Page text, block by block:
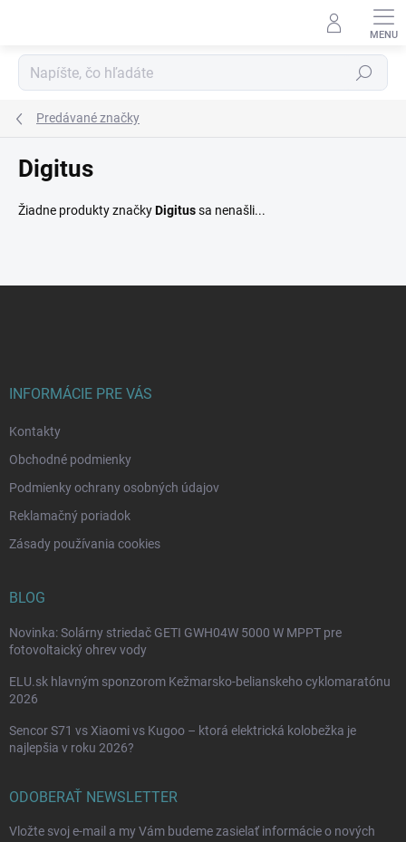
Hľadať
Predávané značky
Digitus
Žiadne produkty značkyDigitussa nenašli...
INFORMÁCIE PRE VÁS
Kontakty
Obchodné podmienky
Podmienky ochrany osobných údajov
Reklamačný poriadok
Zásady používania cookies
BLOG
Novinka: Solárny striedač GETI GWH04W 5000 W MPPT pre
fotovoltaický ohrev vody
ELU.sk hlavným sponzorom Kežmarsko-belianskeho cyklomaratónu
2026
Sencor S71 vs Xiaomi vs Kugoo – ktorá elektrická kolobežka je
najlepšia v roku 2026?
ODOBERAŤ NEWSLETTER
Vložte svoj e-mail a my Vám budeme zasielať informácie o nových